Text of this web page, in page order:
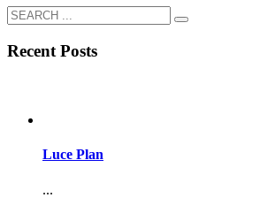
Recent Posts
Luce Plan
...